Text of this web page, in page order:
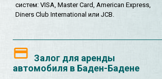
систем: VISA, Master Card, American Express,
Diners Club International или JCB.
Залог для аренды
автомобиля в Баден-Бадене